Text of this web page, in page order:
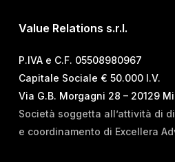
Value Relations s.r.l.
P.IVA e C.F. 05508980967
Capitale Sociale € 50.000 I.V.
Via G.B. Morgagni 28 – 20129
Società soggetta all’attività di
e coordinamento di Excellera